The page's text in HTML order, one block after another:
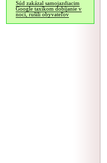
Súd zakázal samojazdiacim
Google taxíkom dobíjanie v
noci, rušili obyvateľov